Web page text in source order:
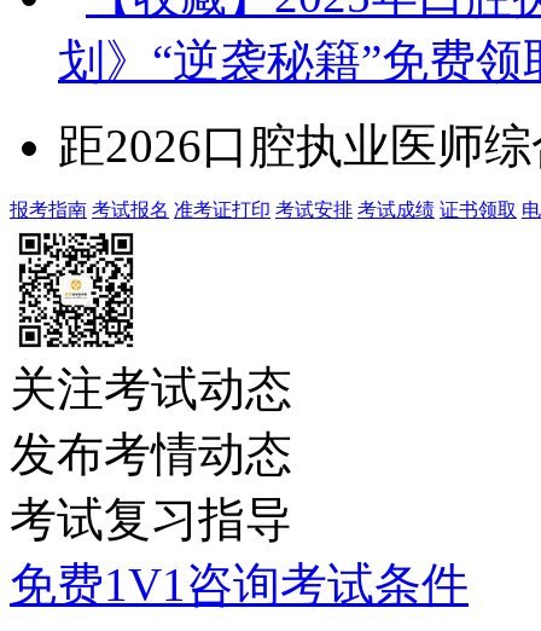
划》“逆袭秘籍”免费领
距2026口腔执业医师
报考指南 考试报名 准考证打印 考试安排 考试成绩 证书领取
关注考试动态
发布考情动态
考试复习指导
免费1V1咨询考试条件